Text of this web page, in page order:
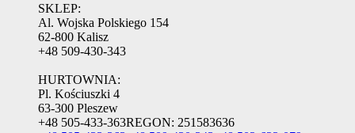
SKLEP:
Al. Wojska Polskiego 154
62-800 Kalisz
+48 509-430-343
HURTOWNIA:
Pl. Kościuszki 4
63-300 Pleszew
+48 505-433-363REGON: 251583636